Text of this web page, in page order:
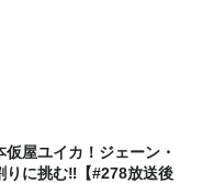
仮屋ユイカ！ジェーン・
りに挑む‼【#278放送後